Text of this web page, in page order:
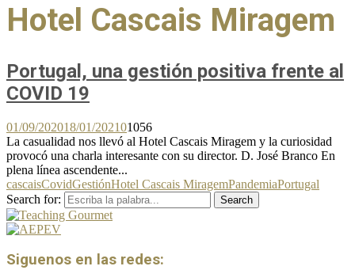
Hotel Cascais Miragem
Portugal, una gestión positiva frente al
COVID 19
01/09/202018/01/202101056
La casualidad nos llevó al Hotel Cascais Miragem y la curiosidad
provocó una charla interesante con su director. D. José Branco En
plena línea ascendente...
cascaisCovidGestiónHotel Cascais MiragemPandemiaPortugal
Search for:
Search
Siguenos en las redes: